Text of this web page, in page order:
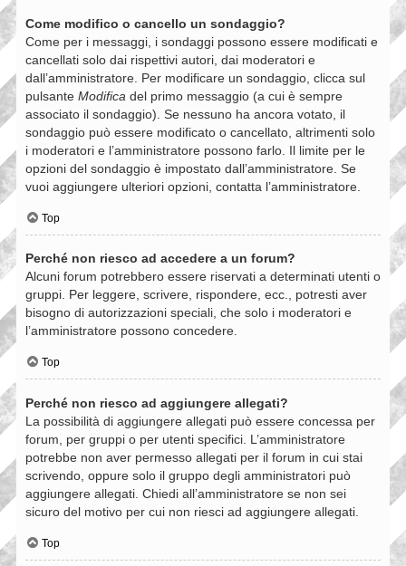
Come modifico o cancello un sondaggio?
Come per i messaggi, i sondaggi possono essere modificati e
cancellati solo dai rispettivi autori, dai moderatori e
dall’amministratore. Per modificare un sondaggio, clicca sul
pulsante Modifica del primo messaggio (a cui è sempre
associato il sondaggio). Se nessuno ha ancora votato, il
sondaggio può essere modificato o cancellato, altrimenti solo
i moderatori e l’amministratore possono farlo. Il limite per le
opzioni del sondaggio è impostato dall’amministratore. Se
vuoi aggiungere ulteriori opzioni, contatta l’amministratore.
Top
Perché non riesco ad accedere a un forum?
Alcuni forum potrebbero essere riservati a determinati utenti o
gruppi. Per leggere, scrivere, rispondere, ecc., potresti aver
bisogno di autorizzazioni speciali, che solo i moderatori e
l’amministratore possono concedere.
Top
Perché non riesco ad aggiungere allegati?
La possibilità di aggiungere allegati può essere concessa per
forum, per gruppi o per utenti specifici. L’amministratore
potrebbe non aver permesso allegati per il forum in cui stai
scrivendo, oppure solo il gruppo degli amministratori può
aggiungere allegati. Chiedi all’amministratore se non sei
sicuro del motivo per cui non riesci ad aggiungere allegati.
Top